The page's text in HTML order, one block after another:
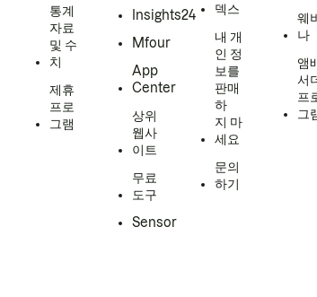
통계
자료
및 수
치
제휴
프로
그램
Insights24
Mfour
App
Center
상위
웹사
이트
무료
도구
Sensor
덱스
내 개
인 정
보를
판매
하
지 마
세요
문의
하기
웨
나
앰
서
프
그